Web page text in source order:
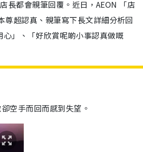
長都會親筆回覆。近日，AEON 「店
尊超認真、親筆寫下長文詳細分析回
」、「好欣賞呢啲小事認真做嘅
空手而回而感到失望。